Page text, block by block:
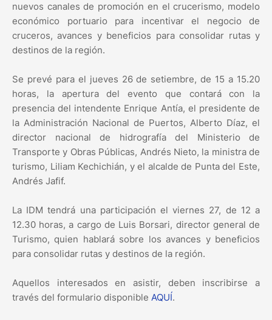
nuevos canales de promoción en el crucerismo, modelo
económico portuario para incentivar el negocio de
cruceros, avances y beneficios para consolidar rutas y
destinos de la región.
Se prevé para el jueves 26 de setiembre, de 15 a 15.20
horas, la apertura del evento que contará con la
presencia del intendente Enrique Antía, el presidente de
la Administración Nacional de Puertos, Alberto Díaz, el
director nacional de hidrografía del Ministerio de
Transporte y Obras Públicas, Andrés Nieto, la ministra de
turismo, Liliam Kechichián, y el alcalde de Punta del Este,
Andrés Jafif.
La IDM tendrá una participación el viernes 27, de 12 a
12.30 horas, a cargo de Luis Borsari, director general de
Turismo, quien hablará sobre los avances y beneficios
para consolidar rutas y destinos de la región.
Aquellos interesados en asistir, deben inscribirse a
través del formulario disponible AQUÍ.